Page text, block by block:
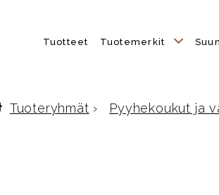
Tuotteet Tuotemerkit
Etusivulle
Tuoteryhmät › Pyyhekoukut ja